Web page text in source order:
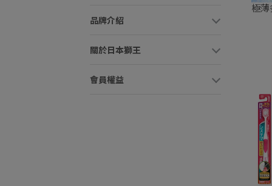
品牌介紹
關於日本獅王
會員權益
極